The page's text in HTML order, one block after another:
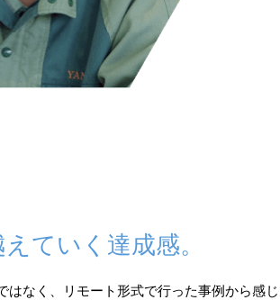
ていく達成感。
はなく、リモート形式で行った事例から感じ